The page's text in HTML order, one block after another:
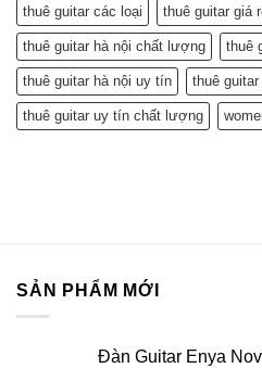
thuê guitar các loại thuê guitar giá
thuê guitar hà nội chất lượng thuê
thuê guitar hà nội uy tín thuê
thuê guitar uy tín chất lượng
SẢN PHẨM MỚI
Đàn Guitar Enya